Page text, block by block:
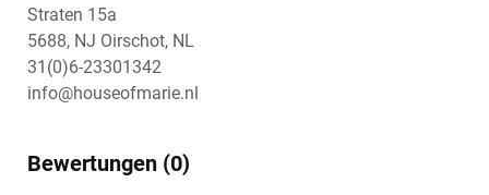
Straten 15a
5688, NJ Oirschot, NL
31(0)6-23301342
info@houseofmarie.nl
Bewertungen (0)